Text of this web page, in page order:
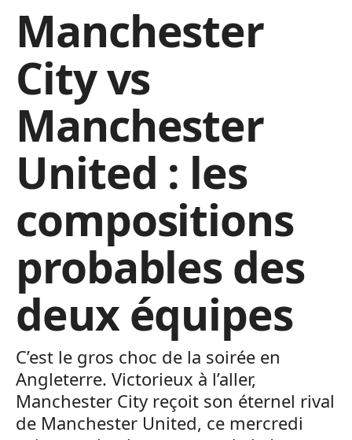
Manchester
City vs
Manchester
United : les
compositions
probables des
deux équipes
C’est le gros choc de la soirée en
Angleterre. Victorieux à l’aller,
Manchester City reçoit son éternel rival
de Manchester United, ce mercredi